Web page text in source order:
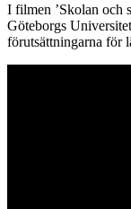
I filmen ’Skolan och
Göteborgs
förutsättningarna för